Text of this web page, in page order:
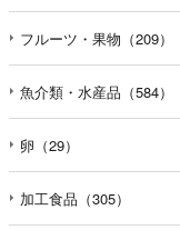
フルーツ・果物（209）
魚介類・水産品（584）
卵（29）
加工食品（305）